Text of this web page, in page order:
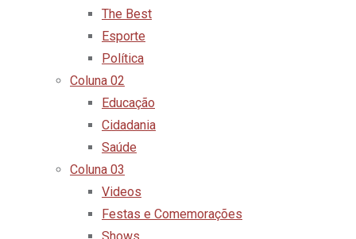
The Best
Esporte
Política
Coluna 02
Educação
Cidadania
Saúde
Coluna 03
Videos
Festas e Comemorações